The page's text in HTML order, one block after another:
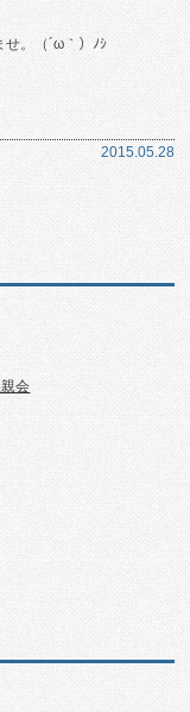
せ。（´ω｀）ﾉｼ
2015.05.28
会